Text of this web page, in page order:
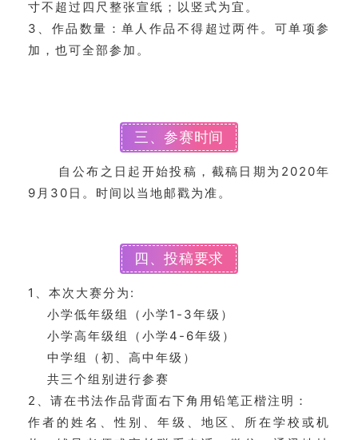
寸不超过四尺整张宣纸；以竖式为宜。
3、作品数量：单人作品不得超过两件。可单项参
加，也可全部参加。
三、参赛时间
自公布之日起开始投稿，截稿日期为2020年
9月30日。时间以当地邮戳为准。
四、投稿要求
1、本次大赛分为:
小学低年级组（小学1-3年级）
小学高年级组（小学4-6年级）
中学组（初、高中年级）
共三个组别进行参赛
2、请在书法作品背面右下角用铅笔正楷注明：
作者的姓名、性别、年级、地区、所在学校或机